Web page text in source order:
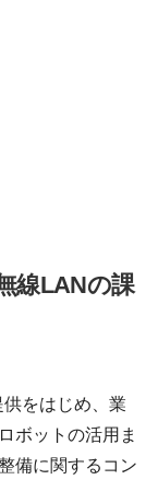
線LANの課
をはじめ、業
ボットの活⽤ま
備に関するコン